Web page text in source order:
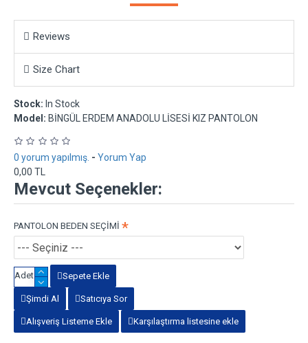
Reviews
Size Chart
Stock: In Stock
Model: BİNGÜL ERDEM ANADOLU LİSESİ KIZ PANTOLON
0 yorum yapılmış. - Yorum Yap
0,00 TL
Mevcut Seçenekler:
PANTOLON BEDEN SEÇİMİ
Adet Sepete Ekle
Şimdi Al Satıcıya Sor
Alışveriş Listeme Ekle Karşılaştırma listesine ekle